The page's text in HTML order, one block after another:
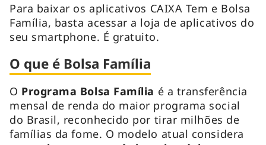
Para baixar os aplicativos CAIXA Tem e Bolsa
Família, basta acessar a loja de aplicativos do
seu smartphone. É gratuito.
O que é Bolsa Família
O Programa Bolsa Família é a transferência
mensal de renda do maior programa social
do Brasil, reconhecido por tirar milhões de
famílias da fome. O modelo atual considera